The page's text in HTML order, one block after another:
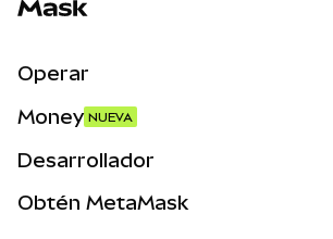
Operar
Activos del mundo real
Money NUEVA
Desarrollador
Obtén MetaMask